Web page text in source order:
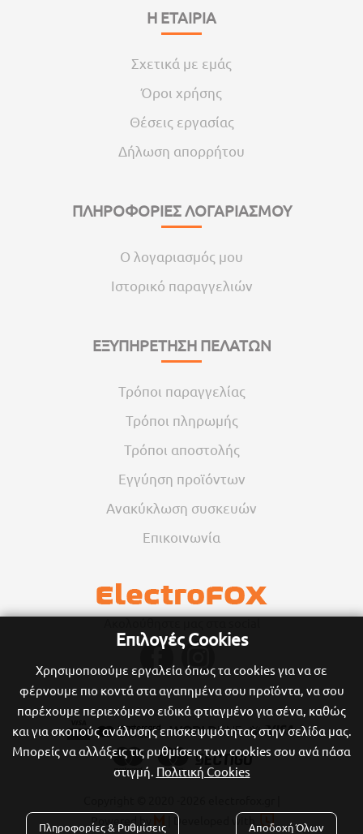
Η ΕΤΑΙΡΙΑ
Σχετικά με εμάς
Όροι χρήσης
Θέσεις εργασίας
Δήλωση απορρήτου
ΠΛΗΡΟΦΟΡΙΕΣ ΛΟΓΑΡΙΑΣΜΟΥ
Ο λογαριασμός μου
Ιστορικό παραγγελιών
ΕΞΥΠΗΡΕΤΗΣΗ ΠΕΛΑΤΩΝ
Τρόποι παραγγελίας
Τρόποι πληρωμής
Τρόποι αποστολής
Εγγύηση προϊόντων
Ανακύκλωση συσκευών
Επικοινωνία
Powered by
Developed with 
Επιλογές Cookies
Χρησιμοποιούμε εργαλεία όπως τα cookies για να σε
φέρνουμε πιο κοντά στα αγαπημένα σου προϊόντα, να σου
παρέχουμε περιεχόμενο ειδικά φτιαγμένο για σένα, καθώς
και για σκοπούς ανάλυσης επισκεψιμότητας στην σελίδα μας.
Μπορείς να αλλάξεις τις ρυθμίσεις των cookies σου ανά πάσα
στιγμή. Πολιτική Cookies
Πληροφορίες & Ρυθμίσεις Αποδοχή Όλων